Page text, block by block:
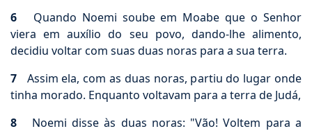
6 Quando Noemi soube em Moabe que o Senhor
viera em auxílio do seu povo, dando-lhe alimento,
decidiu voltar com suas duas noras para a sua terra.
7 Assim ela, com as duas noras, partiu do lugar onde
tinha morado. Enquanto voltavam para a terra de Judá,
8 Noemi disse às duas noras: "Vão! Voltem para a